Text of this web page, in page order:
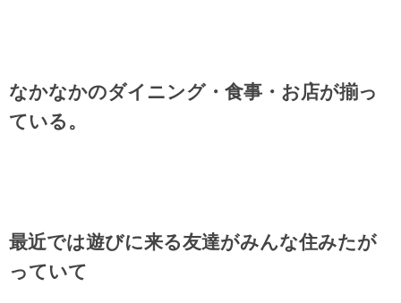
なかなかのダイニング・食事・お店が揃っ
ている。
最近では遊びに来る友達がみんな住みたが
っていて